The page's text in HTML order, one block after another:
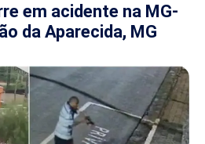
em acidente na MG-
da Aparecida, MG